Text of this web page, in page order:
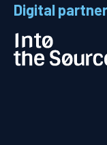
Digital